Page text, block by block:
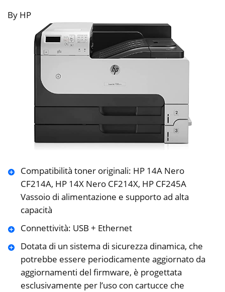
By HP
Compatibilità toner originali: HP 14A Nero
CF214A, HP 14X Nero CF214X, HP CF245A
Vassoio di alimentazione e supporto ad alta
capacità
Connettività: USB + Ethernet
Dotata di un sistema di sicurezza dinamica, che
potrebbe essere periodicamente aggiornato da
aggiornamenti del firmware, è progettata
esclusivamente per l’uso con cartucce che